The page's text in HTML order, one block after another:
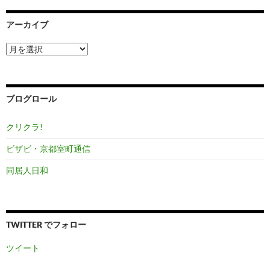
アーカイブ
ア
ー
ブ
ブログロール
クリクラ!
ビザビ・京都室町通信
同居人日和
TWITTER でフォロー
ツイート